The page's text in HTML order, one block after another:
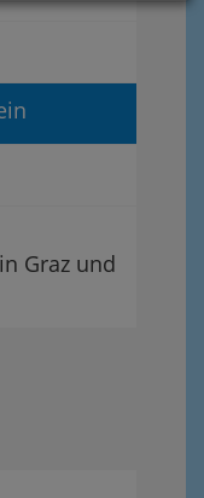
Graz und